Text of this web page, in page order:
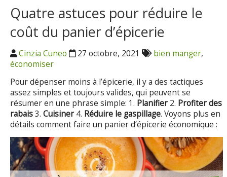
Quatre astuces pour réduire le
coût du panier d’épicerie
Cinzia Cuneo 27 octobre, 2021 bien manger,
économiser
Pour dépenser moins à l’épicerie, il y a des tactiques
assez simples et toujours valides, qui peuvent se
résumer en une phrase simple: 1. Planifier2. Profiter des
rabais3. Cuisiner4. Réduire le gaspillage. Voyons plus en
détails comment faire un panier d’épicerie économique :